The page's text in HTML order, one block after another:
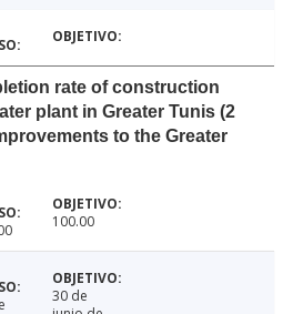
rate of construction
plant in Greater Tunis (2
to the Greater
100.00
30 de